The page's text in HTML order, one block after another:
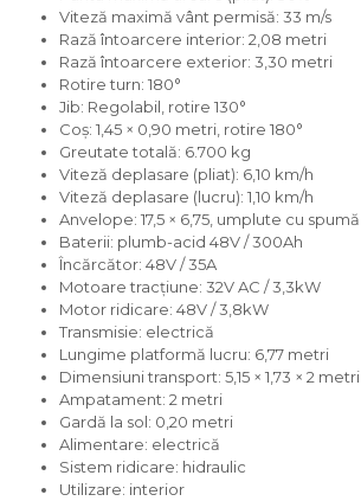
Viteză maximă vânt permisă: 33 m/s
Rază întoarcere interior: 2,08 metri
Rază întoarcere exterior: 3,30 metri
Rotire turn: 180°
Jib: Regolabil, rotire 130°
Coș: 1,45 × 0,90 metri, rotire 180°
Greutate totală: 6.700 kg
Viteză deplasare (pliat): 6,10 km/h
Viteză deplasare (lucru): 1,10 km/h
Anvelope: 17,5 × 6,75, umplute cu spumă
Baterii: plumb-acid 48V / 300Ah
Încărcător: 48V / 35A
Motoare tracțiune: 32V AC / 3,3kW
Motor ridicare: 48V / 3,8kW
Transmisie: electrică
Lungime platformă lucru: 6,77 metri
Dimensiuni transport: 5,15 × 1,73 × 2 metri
Ampatament: 2 metri
Gardă la sol: 0,20 metri
Alimentare: electrică
Sistem ridicare: hidraulic
Utilizare: interior